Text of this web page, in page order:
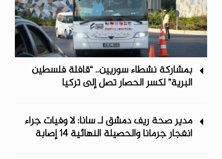
بمشاركة نشطاء سوريين.. “قافلة فلسطين
البرية” لكسر الحصار تصل إلى تركيا
مدير صحة ريف دمشق لـ سانا: لا وفيات جراء
انفجار جرمانا والحصيلة النهائية 14 إصابة